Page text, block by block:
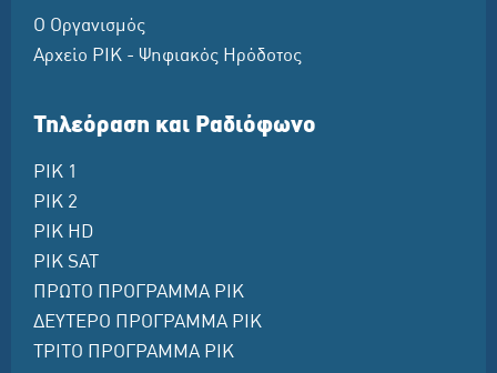
Ο Οργανισμός
Αρχείο ΡΙΚ - Ψηφιακός Ηρόδοτος
Τηλεόραση και Ραδιόφωνο
ΡΙΚ 1
ΡΙΚ 2
ΡΙΚ HD
ΡΙΚ SAT
ΠΡΩΤΟ ΠΡΟΓΡΑΜΜΑ ΡΙΚ
ΔΕΥΤΕΡΟ ΠΡΟΓΡΑΜΜΑ ΡΙΚ
ΤΡΙΤΟ ΠΡΟΓΡΑΜΜΑ ΡΙΚ